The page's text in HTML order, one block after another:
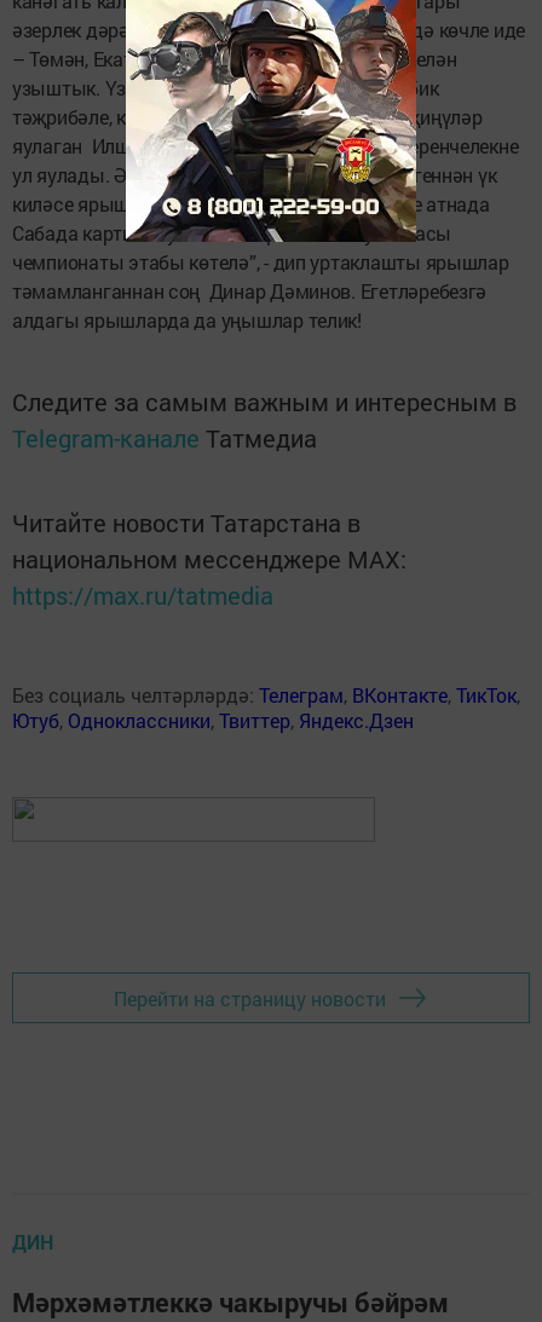
әзерлек дәрәҗәсендә узды. Көндәшләребез дә көчле иде
– Төмән, Екатеринбург, Казаннан килүчеләр белән
узыштык. Үземнең төп көндәшем Казаннан, бик
тәҗрибәле, күп ярышларда катнашкан һәм җиңүләр
яулаган Илшат Ибраһимов булды. Бу юлы беренчелекне
ул яулады. Әле зур җиңүләребез алдадыр, бүгеннән үк
киләсе ярышка әзерләнә башлыйбыз. Киләсе атнада
Сабада картинг буенча Татарстан Республикасы
чемпионаты этабы көтелә”, - дип уртаклашты ярышлар
тәмамланганнан соң Динар Дәминов. Егетләребезгә
алдагы ярышларда да уңышлар телик!
Следите за самым важным и интересным в
Telegram-канале Татмедиа
Читайте новости Татарстана в
национальном мессенджере MАХ:
https://max.ru/tatmedia
Без социаль челтәрләрдә: Телеграм, ВКонтакте,ТикТок,
Ютуб, Одноклассники,Твиттер, Яндекс.Дзен
Перейти на страницу новости
ДИН
Мәрхәмәтлеккә чакыручы бәйрәм